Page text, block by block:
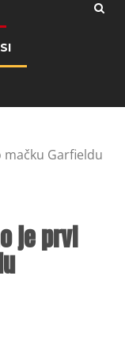
Garfieldu
je prvi